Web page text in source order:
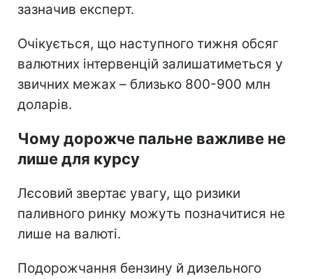
зазначив експерт.
Очікується, що наступного тижня обсяг
валютних інтервенцій залишатиметься у
звичних межах – близько 800-900 млн
доларів.
Чому дорожче пальне важливе не
лише для курсу
Лєсовий звертає увагу, що ризики
паливного ринку можуть позначитися не
лише на валюті.
Подорожчання бензину й дизельного